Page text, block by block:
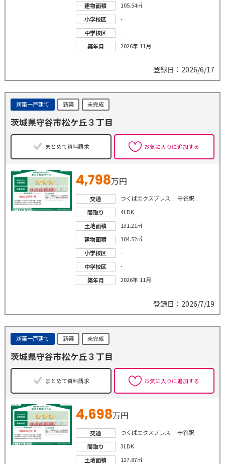
建物面積
105.54㎡
小学校区
-
中学校区
-
築年月
2026年 11月
登録日：2026/6/17
新築一戸建て 新築 未完成
茨城県守谷市松ケ丘３丁目
まとめて資料請求 お気に入りに追加する
4,798万円
交通
つくばエクスプレス 守谷駅
間取り
4LDK
土地面積
131.21㎡
建物面積
104.52㎡
小学校区
-
中学校区
-
築年月
2026年 11月
登録日：2026/7/19
新築一戸建て 新築 未完成
茨城県守谷市松ケ丘３丁目
まとめて資料請求 お気に入りに追加する
4,698万円
交通
つくばエクスプレス 守谷駅
間取り
3LDK
土地面積
127.87㎡